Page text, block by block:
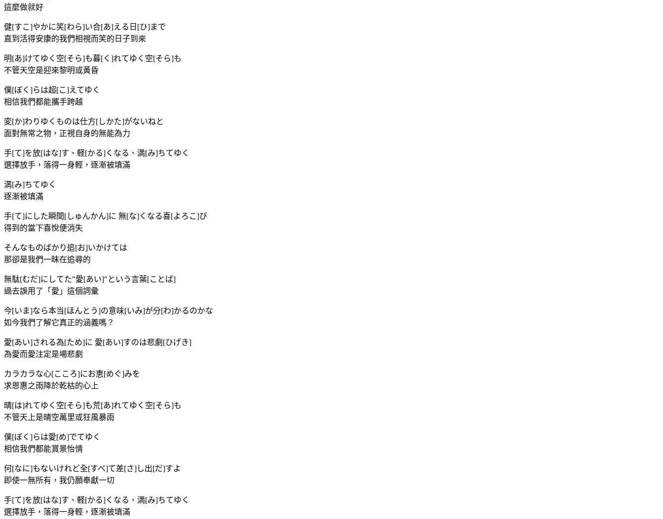
這麼做就好
健[すこ]やかに笑[わら]い合[あ]える日[ひ]まで
直到活得安康的我們相視而笑的日子到來
明[あ]けてゆく空[そら]も暮[く]れてゆく空[そら]も
不管天空是迎來黎明或黃昏
僕[ぼく]らは超[こ]えてゆく
相信我們都能攜手跨越
変[か]わりゆくものは仕方[しかた]がないねと
面對無常之物，正視自身的無能為力
手[て]を放[はな]す、軽[かる]くなる、満[み]ちてゆく
選擇放手，落得一身輕，逐漸被填滿
満[み]ちてゆく
逐漸被填滿
手[て]にした瞬間[しゅんかん]に 無[な]くなる喜[よろこ]び
得到的當下喜悅便消失
そんなものばかり追[お]いかけては
那卻是我們一昧在追尋的
無駄[むだ]にしてた"愛[あい]"という言葉[ことば]
過去誤用了「愛」這個詞彙
今[いま]なら本当[ほんとう]の意味[いみ]が分[わ]かるのかな
如今我們了解它真正的涵義嗎？
愛[あい]される為[ため]に 愛[あい]すのは悲劇[ひげき]
為愛而愛注定是場悲劇
カラカラな心[こころ]にお恵[めぐ]みを
求恩惠之雨降於乾枯的心上
晴[は]れてゆく空[そら]も荒[あ]れてゆく空[そら]も
不管天上是晴空萬里或狂風暴雨
僕[ぼく]らは愛[め]でてゆく
相信我們都能賞景怡情
何[なに]もないけれど全[すべ]て差[さ]し出[だ]すよ
即使一無所有，我仍願奉獻一切
手[て]を放[はな]す、軽[かる]くなる、満[み]ちてゆく
選擇放手，落得一身輕，逐漸被填滿